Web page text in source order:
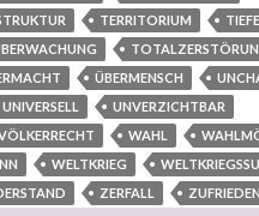
TERRITORIUM
ÜBERMENSCH
UNIVERSELL
UNVERZICHTBAR
WAHL
WELTKRIEG
ZERFALL